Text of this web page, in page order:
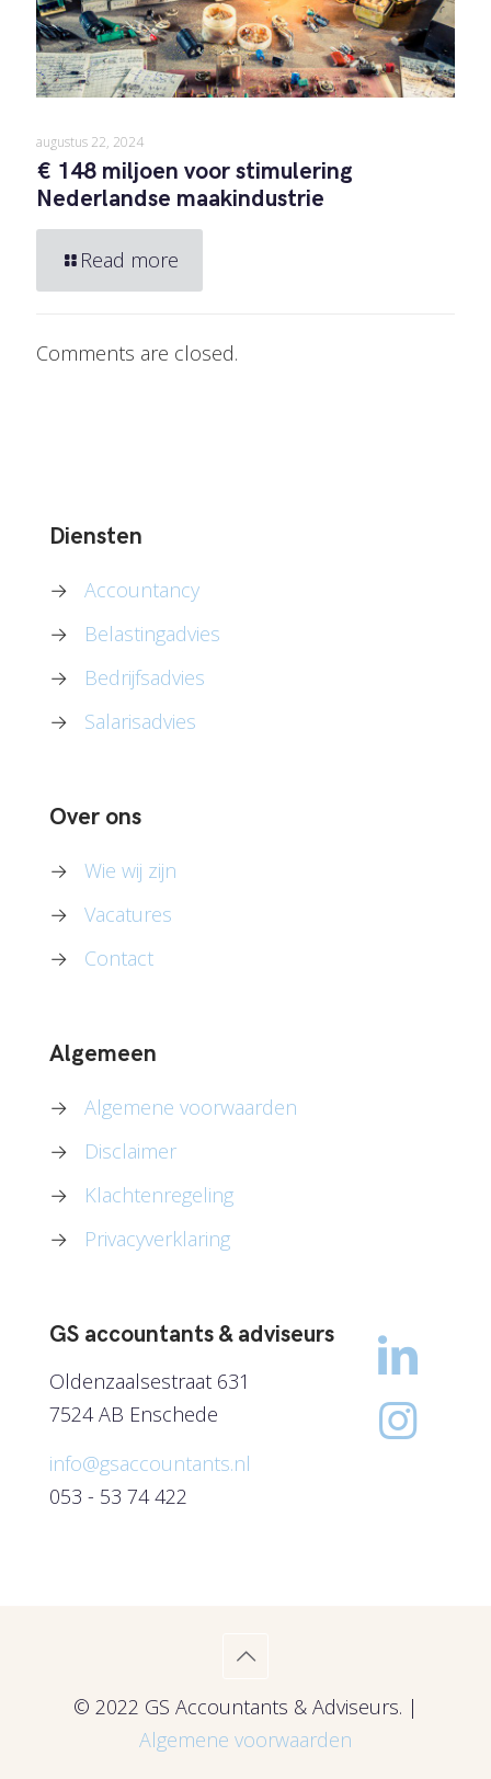
augustus 22, 2024
€ 148 miljoen voor stimulering
Nederlandse maakindustrie
Read more
Comments are closed.
Diensten
→
Accountancy
→
Belastingadvies
→
Bedrijfsadvies
→
Salarisadvies
Over ons
→
Wie wij zijn
→
Vacatures
→
Contact
Algemeen
→
Algemene voorwaarden
→
Disclaimer
→
Klachtenregeling
→
Privacyverklaring
GS accountants & adviseurs
Oldenzaalsestraat 631
7524 AB Enschede
info@gsaccountants.nl
053 - 53 74 422
© 2022 GS Accountants & Adviseurs. |
Algemene voorwaarden